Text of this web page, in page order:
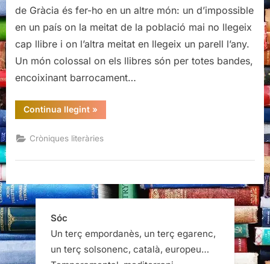
Barcelona
existeix,
de
David
Castillo
de Gràcia és fer-ho en un altre món: un d’impossible
en un país on la meitat de la població mai no llegeix
cap llibre i on l’altra meitat en llegeix un parell l’any.
Un món colossal on els llibres són per totes bandes,
encoixinant barrocament…
Continua llegint“Presentació
de
no
existeix,
David
»
Cròniques literàries
Sóc
Un terç empordanès, un terç egarenc,
un terç solsonenc, català, europeu…